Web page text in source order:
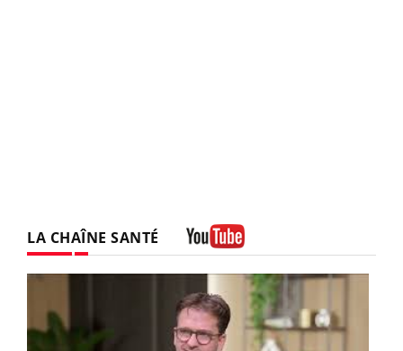
LA CHAÎNE SANTÉ